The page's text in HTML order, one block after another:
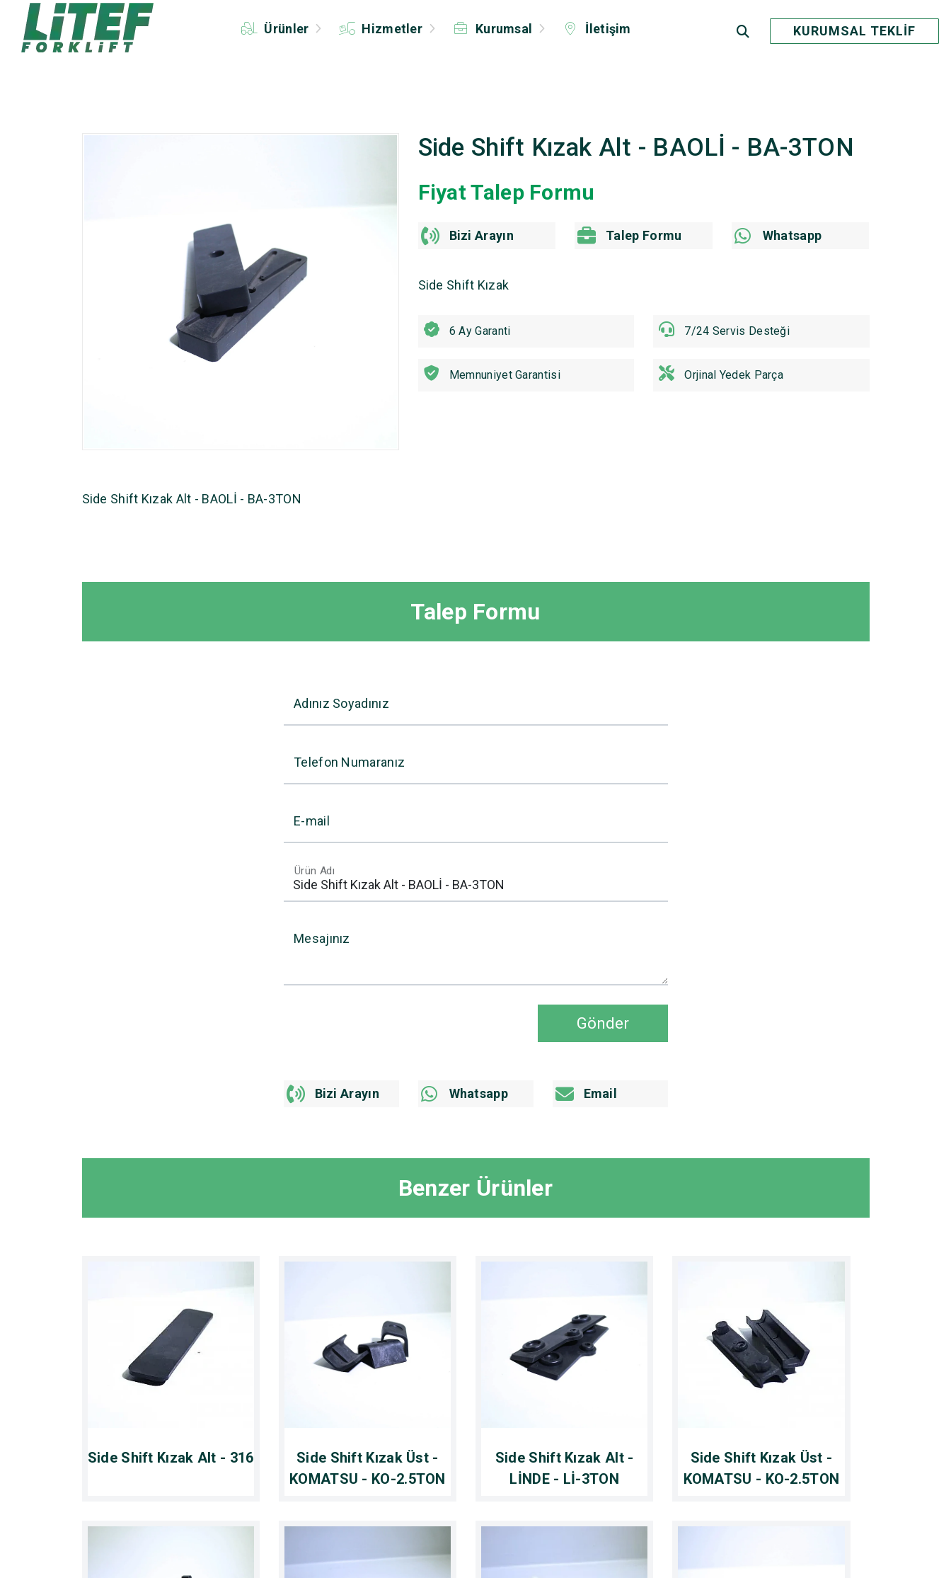
Ürünler Hizmetler Kurumsal İletişim KURUMSAL TEKLİF
Side Shift Kızak Alt - BAOLİ - BA-3TON
Fiyat Talep Formu
Bizi Arayın Talep Formu Whatsapp
Side Shift Kızak
6 Ay Garanti 7/24 Servis Desteği
Memnuniyet Garantisi Orjinal Yedek Parça
Side Shift Kızak Alt - BAOLİ - BA-3TON
Talep Formu
Adınız Soyadınız
Telefon Numaranız
E-mail
Ürün Adı
Mesajınız
Gönder
Bizi Arayın Whatsapp Email
Benzer Ürünler
Side Shift Kızak Alt - 316
Side Shift Kızak Üst -
KOMATSU - KO-2.5TON
Side Shift Kızak Alt -
LİNDE - Lİ-3TON
Side Shift Kızak Üst -
KOMATSU - KO-2.5TON